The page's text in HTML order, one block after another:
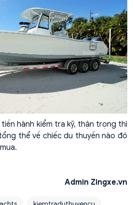
hành kiểm tra kỹ, thận trọng thì
thể về chiếc du thuyền nào đó
Admin Zingxe.vn